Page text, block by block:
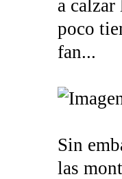
a
poco
fan...
Sin
las